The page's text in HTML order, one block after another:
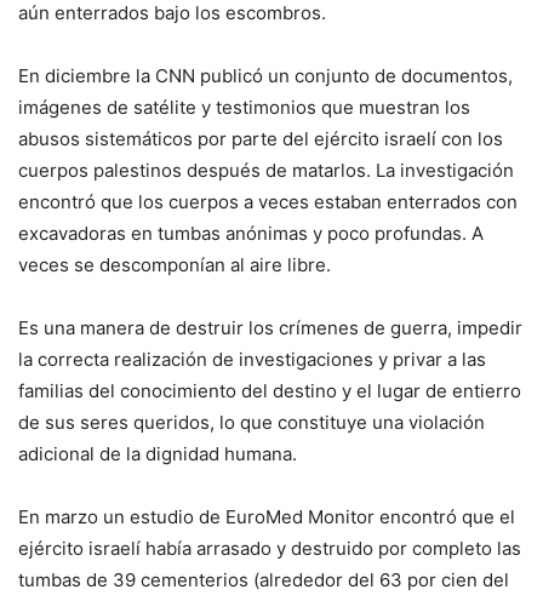
aún enterrados bajo los escombros.
En diciembre la CNN publicó un conjunto de documentos,
imágenes de satélite y testimonios que muestran los
abusos sistemáticos por parte del ejército israelí con los
cuerpos palestinos después de matarlos. La investigación
encontró que los cuerpos a veces estaban enterrados con
excavadoras en tumbas anónimas y poco profundas. A
veces se descomponían al aire libre.
Es una manera de destruir los crímenes de guerra, impedir
la correcta realización de investigaciones y privar a las
familias del conocimiento del destino y el lugar de entierro
de sus seres queridos, lo que constituye una violación
adicional de la dignidad humana.
En marzo un estudio de EuroMed Monitor encontró que el
ejército israelí había arrasado y destruido por completo las
tumbas de 39 cementerios (alrededor del 63 por cien del